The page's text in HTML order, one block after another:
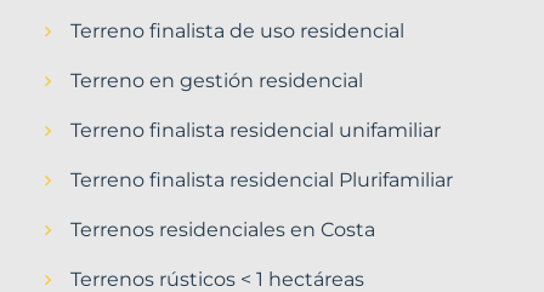
Terreno finalista de uso residencial
Terreno en gestión residencial
Terreno finalista residencial unifamiliar
Terreno finalista residencial Plurifamiliar
Terrenos residenciales en Costa
Terrenos rústicos < 1 hectáreas